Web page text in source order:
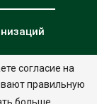
Дизайн:nia.eco
согласие на
правильную